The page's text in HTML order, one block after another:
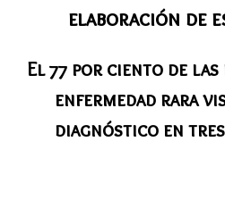
elaboración de
El 77 por ciento de
enfermedad rara
diagnóstico en